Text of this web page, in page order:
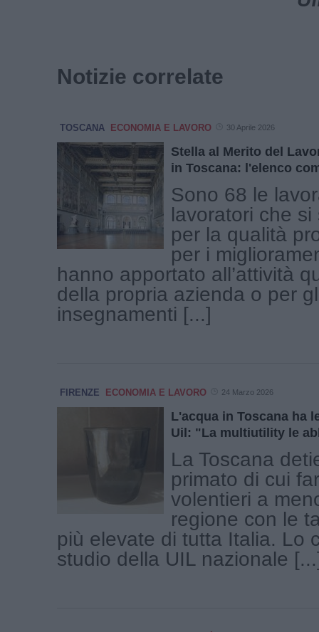
Notizie correlate
TOSCANA ECONOMIA E LAVORO 30 Aprile 2026
Stella al Merito del
in Toscana: l'elenco
Sono 68 le
lavoratori che
per la qualità
per i
hanno apportato all’attività
della propria azienda o per
insegnamenti [...]
FIRENZE ECONOMIA E LAVORO 24 Marzo 2026
L'acqua in Toscana ha
Uil: "La multiutility le
La Toscana
primato di cui
volentieri a
regione con le
più elevate di tutta Italia. Lo
studio della UIL nazionale